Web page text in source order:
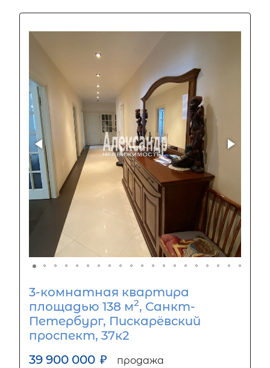
3-комнатная квартира
площадью 138 м2, Санкт-
Петербург, Пискарёвский
проспект, 37к2
39 900 000 ₽ продажа